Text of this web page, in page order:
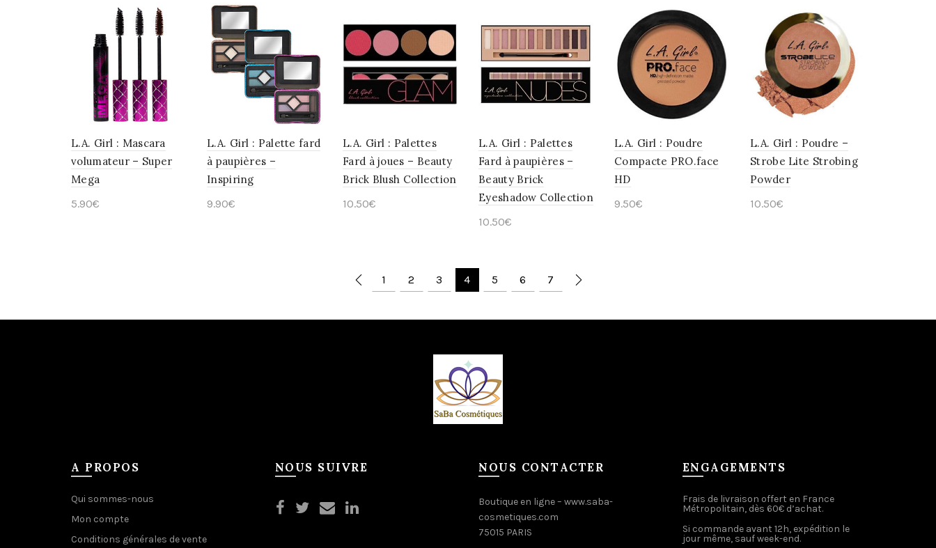
L.A. Girl : Mascara
volumateur – Super
Mega
5.90€
L.A. Girl : Palette fard
à paupières –
Inspiring
9.90€
L.A. Girl : Palettes
Fard à joues – Beauty
Brick Blush Collection
10.50€
L.A. Girl : Palettes
Fard à paupières –
Beauty Brick
Eyeshadow Collection
10.50€
L.A. Girl : Poudre
Compacte PRO.face
HD
9.50€
L.A. Girl : Poudre –
Strobe Lite Strobing
Powder
10.50€
1 2 3 4 5 6 7
A PROPOS
Qui sommes-nous
Mon compte
Conditions générales de vente
NOUS SUIVRE NOUS CONTACTER
Boutique en ligne – www.saba-
cosmetiques.com
75015 PARIS
ENGAGEMENTS
Frais de livraison offert en France
Métropolitain, dès 60€ d’achat.
Si commande avant 12h, expédition le
jour même, sauf week-end.